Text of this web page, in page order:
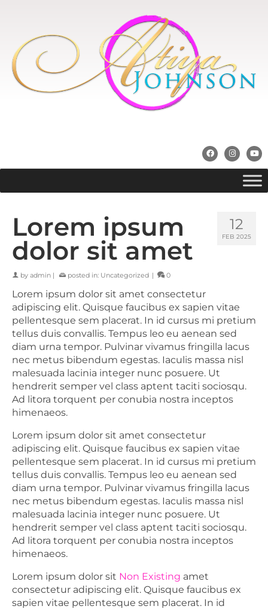
12
FEB 2025
Lorem ipsum
dolor sit amet
by admin | posted in: Uncategorized | 0
Lorem ipsum dolor sit amet consectetur
adipiscing elit. Quisque faucibus ex sapien vitae
pellentesque sem placerat. In id cursus mi pretium
tellus duis convallis. Tempus leo eu aenean sed
diam urna tempor. Pulvinar vivamus fringilla lacus
nec metus bibendum egestas. Iaculis massa nisl
malesuada lacinia integer nunc posuere. Ut
hendrerit semper vel class aptent taciti sociosqu.
Ad litora torquent per conubia nostra inceptos
himenaeos.
Lorem ipsum dolor sit amet consectetur
adipiscing elit. Quisque faucibus ex sapien vitae
pellentesque sem placerat. In id cursus mi pretium
tellus duis convallis. Tempus leo eu aenean sed
diam urna tempor. Pulvinar vivamus fringilla lacus
nec metus bibendum egestas. Iaculis massa nisl
malesuada lacinia integer nunc posuere. Ut
hendrerit semper vel class aptent taciti sociosqu.
Ad litora torquent per conubia nostra inceptos
himenaeos.
Lorem ipsum dolor sit Non Existing amet
consectetur adipiscing elit. Quisque faucibus ex
sapien vitae pellentesque sem placerat. In id